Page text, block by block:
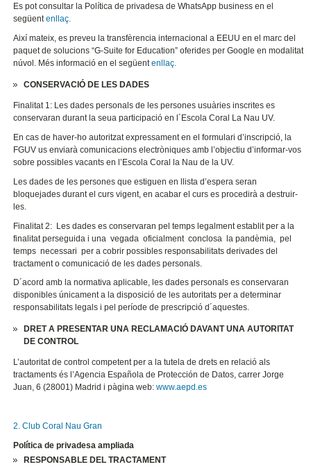
Es pot consultar la Política de privadesa de WhatsApp business en el
següentenllaç.
Així mateix, es preveu la transfèrencia internacional a EEUU en el marc del
paquet de solucions “G-Suite for Education” oferides per Google en modalitat
núvol. Més informació en el següentenllaç.
CONSERVACIÓ DE LES DADES
Finalitat 1: Les dades personals de les persones usuàries inscrites es
conservaran durant la seua participació en l´Escola Coral La Nau UV.
En cas de haver-ho autoritzat expressament en el formulari d’inscripció, la
FGUV us enviarà comunicacions electròniques amb l’objectiu d’informar-vos
sobre possibles vacants en l’Escola Coral la Nau de la UV.
Les dades de les persones que estiguen en llista d’espera seran
bloquejades durant el curs vigent, en acabar el curs es procedirà a destruir-
les.
Finalitat 2: Les dades es conservaran pel temps legalment establit per a la
finalitat perseguida i una vegada oficialment conclosa la pandèmia, pel
temps necessari per a cobrir possibles responsabilitats derivades del
tractament o comunicació de les dades personals.
D´acord amb la normativa aplicable, les dades personals es conservaran
disponibles únicament a la disposició de les autoritats per a determinar
responsabilitats legals i pel període de prescripció d´aquestes.
DRET A PRESENTAR UNA RECLAMACIÓ DAVANT UNA AUTORITAT
DE CONTROL
L’autoritat de control competent per a la tutela de drets en relació als
tractaments és l’Agencia Española de Protección de Datos, carrer Jorge
Juan, 6 (28001) Madrid i pàgina web:www.aepd.es
2. Club Coral Nau Gran
Política de privadesa ampliada
RESPONSABLE DEL TRACTAMENT